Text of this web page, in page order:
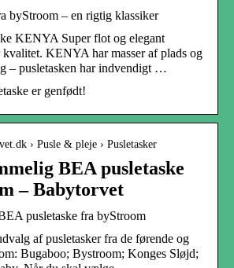
byStroom – en rigtig klassiker
KENYA Super flot og elegant
KENYA har masser af plads og
– pusletasken har indvendigt …
er genfødt!
› Pusle & pleje › Pusletasker
BEA pusletaske
– Babytorvet
pusletaske fra byStroom
af pusletasker fra de førende og
Bugaboo; Bystroom; Konges Sløjd;